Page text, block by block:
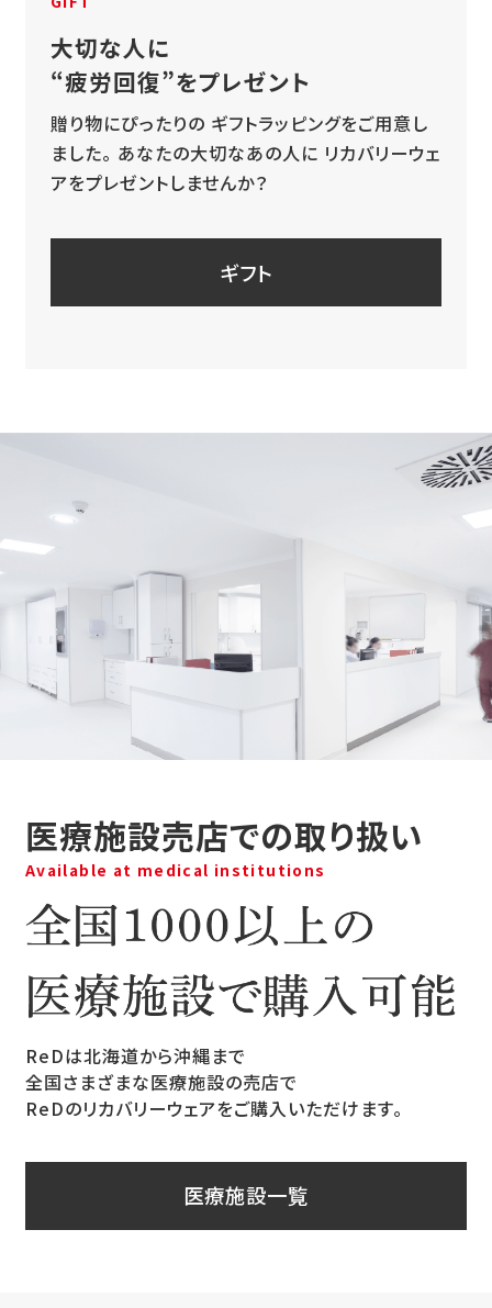
大切な人に
“疲労回復”をプレゼント
贈り物にぴったりの ギフトラッピングをご用意し
ました。 あなたの大切なあの人に リカバリーウェ
アをプレゼントしませんか？
ギフト
医療施設売店での取り扱い
Available at medical institutions
ReDは北海道から沖縄まで
全国さまざまな医療施設の売店で
ReDのリカバリーウェアをご購入いただけます。
医療施設一覧